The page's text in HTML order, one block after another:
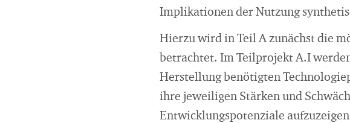
Implikationen der Nutzung
Hierzu wird in Teil A zunächst die
betrachtet. Im Teilprojekt A.I
Herstellung benötigten
ihre jeweiligen Stärken und
Entwicklungspotenziale